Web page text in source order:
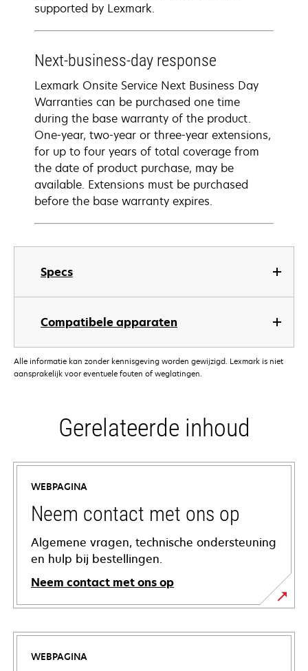
Specs
Compatibele apparaten
supported by Lexmark.
Next-business-day response
Lexmark Onsite Service Next Business Day
Warranties can be purchased one time
during the base warranty of the product.
One-year, two-year or three-year extensions,
for up to four years of total coverage from
the date of product purchase, may be
available. Extensions must be purchased
before the base warranty expires.
Alle informatie kan zonder kennisgeving worden gewijzigd. Lexmark is niet
aansprakelijk voor eventuele fouten of weglatingen.
Gerelateerde inhoud
WEBPAGINA
Neem contact met ons op
Algemene vragen, technische ondersteuning
en hulp bij bestellingen.
Neem contact met ons op
WEBPAGINA